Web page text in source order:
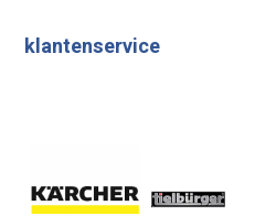
klantenservice